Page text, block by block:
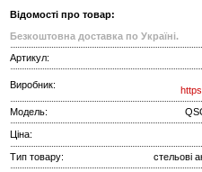
Відомості про товар:
Безкоштовна доставка по Україні.
Артикул:
Виробник:
Модель:
Ціна:
Тип товару:
стельові